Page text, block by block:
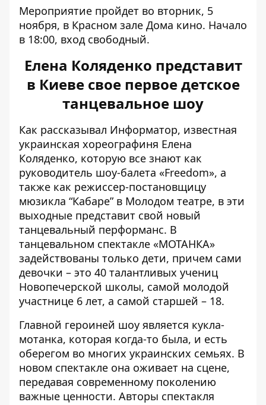
Мероприятие пройдет во вторник, 5
ноября, в Красном зале Дома кино. Начало
в 18:00, вход свободный.
Елена Коляденко представит
в Киеве свое первое детское
танцевальное шоу
Как рассказывал Информатор, известная
украинская хореографиня Елена
Коляденко, которую все знают как
руководитель шоу-балета «Freedom», а
также как режиссер-постановщицу
мюзикла “Кабаре” в Молодом театре, в эти
выходные представит свой новый
танцевальный перформанс. В
танцевальном спектакле «МОТАНКА»
задействованы только дети, причем сами
девочки – это 40 талантливых учениц
Новопечерской школы, самой молодой
участнице 6 лет, а самой старшей – 18.
Главной героиней шоу является кукла-
мотанка, которая когда-то была, и есть
оберегом во многих украинских семьях. В
новом спектакле она оживает на сцене,
передавая современному поколению
важные ценности. Авторы спектакля